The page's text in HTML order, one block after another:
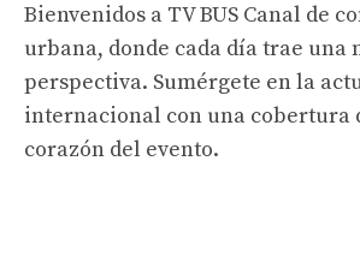
Bienvenidos a TV BUS Canal de
urbana, donde cada día trae una
perspectiva. Sumérgete en la
internacional con una cobertura
corazón del evento.